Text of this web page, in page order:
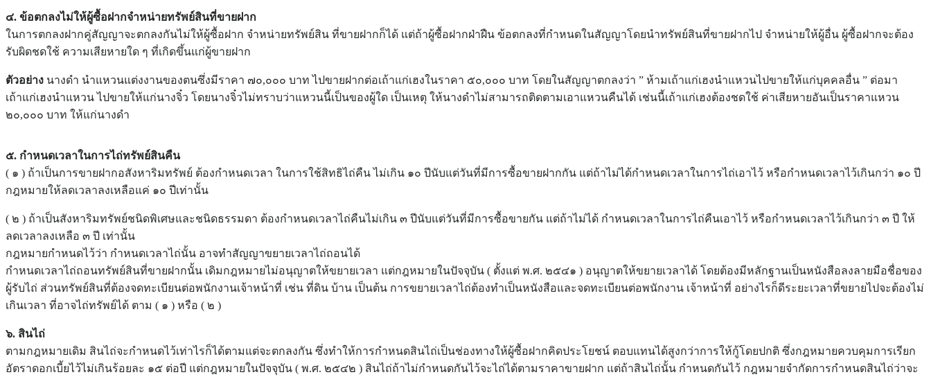
๔. ข้อตกลงไม่ให้ผู้ซื้อฝากจำหน่ายทรัพย์สินที่ขายฝาก
ในการตกลงฝากคู่สัญญาจะตกลงกันไม่ให้ผู้ซื้อฝาก จำหน่ายทรัพย์สิน ที่ขายฝากก็ได้ แต่ถ้าผู้ซื้อฝากฝ่าฝืน ข้อตกลงที่กำหนดในสัญญาโดยนำทรัพย์สินที่ขายฝากไป จำหน่ายให้ผู้อื่น ผู้ซื้อฝากจะต้อง
รับผิดชดใช้ ความเสียหายใด ๆ ที่เกิดขึ้นแก่ผู้ขายฝาก
ตัวอย่าง นางดำ นำแหวนแต่งงานของตนซึ่งมีราคา ๗๐,๐๐๐ บาท ไปขายฝากต่อเถ้าแก่เฮงในราคา ๕๐,๐๐๐ บาท โดยในสัญญาตกลงว่า ” ห้ามเถ้าแก่เฮงนำแหวนไปขายให้แก่บุคคลอื่น ” ต่อมา
เถ้าแก่เฮงนำแหวน ไปขายให้แก่นางจิ๋ว โดยนางจิ๋วไม่ทราบว่าแหวนนี้เป็นของผู้ใด เป็นเหตุ ให้นางดำไม่สามารถติดตามเอาแหวนคืนได้ เช่นนี้เถ้าแก่เฮงต้องชดใช้ ค่าเสียหายอันเป็นราคาแหวน
๒๐,๐๐๐ บาท ให้แก่นางดำ
๕. กำหนดเวลาในการไถ่ทรัพย์สินคืน
( ๑ ) ถ้าเป็นการขายฝากอสังหาริมทรัพย์ ต้องกำหนดเวลา ในการใช้สิทธิไถ่คืน ไม่เกิน ๑๐ ปีนับแต่วันที่มีการซื้อขายฝากกัน แต่ถ้าไม่ได้กำหนดเวลาในการไถ่เอาไว้ หรือกำหนดเวลาไว้เกินกว่า ๑๐ ปี
กฎหมายให้ลดเวลาลงเหลือแค่ ๑๐ ปีเท่านั้น
( ๒ ) ถ้าเป็นสังหาริมทรัพย์ชนิดพิเศษและชนิดธรรมดา ต้องกำหนดเวลาไถ่คืนไม่เกิน ๓ ปีนับแต่วันที่มีการซื้อขายกัน แต่ถ้าไม่ได้ กำหนดเวลาในการไถ่คืนเอาไว้ หรือกำหนดเวลาไว้เกินกว่า ๓ ปี ให้
ลดเวลาลงเหลือ ๓ ปี เท่านั้น
กฎหมายกำหนดไว้ว่า กำหนดเวลาไถ่นั้น อาจทำสัญญาขยายเวลาไถ่ถอนได้
กำหนดเวลาไถ่ถอนทรัพย์สินที่ขายฝากนั้น เดิมกฎหมายไม่อนุญาตให้ขยายเวลา แต่กฎหมายในปัจจุบัน ( ตั้งแต่ พ.ศ. ๒๕๔๑ ) อนุญาตให้ขยายเวลาได้ โดยต้องมีหลักฐานเป็นหนังสือลงลายมือชื่อของ
ผู้รับไถ่ ส่วนทรัพย์สินที่ต้องจดทะเบียนต่อพนักงานเจ้าหน้าที่ เช่น ที่ดิน บ้าน เป็นต้น การขยายเวลาไถ่ต้องทำเป็นหนังสือและจดทะเบียนต่อพนักงาน เจ้าหน้าที่ อย่างไรก็ดีระยะเวลาที่ขยายไปจะต้องไม่
เกินเวลา ที่อาจไถ่ทรัพย์ได้ ตาม ( ๑ ) หรือ ( ๒ )
๖. สินไถ่
ตามกฎหมายเดิม สินไถ่จะกำหนดไว้เท่าไรก็ได้ตามแต่จะตกลงกัน ซึ่งทำให้การกำหนดสินไถ่เป็นช่องทางให้ผู้ซื้อฝากคิดประโยชน์ ตอบแทนได้สูงกว่าการให้กู้โดยปกติ ซึ่งกฎหมายควบคุมการเรียก
อัตราดอกเบี้ยไว้ไม่เกินร้อยละ ๑๕ ต่อปี แต่กฎหมายในปัจจุบัน ( พ.ศ. ๒๕๔๒ ) สินไถ่ถ้าไม่กำหนดกันไว้จะไถ่ได้ตามราคาขายฝาก แต่ถ้าสินไถ่นั้น กำหนดกันไว้ กฎหมายจำกัดการกำหนดสินไถ่ว่าจะ